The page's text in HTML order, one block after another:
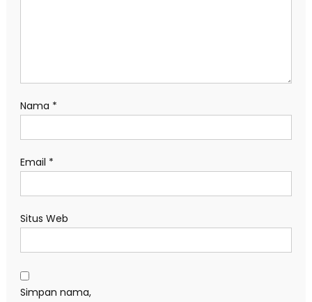
Nama *
Email *
Situs Web
Simpan nama,